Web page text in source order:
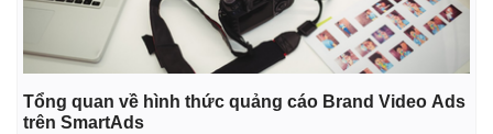
Tổng quan về hình thức quảng cáo Brand Video Ads
trên SmartAds